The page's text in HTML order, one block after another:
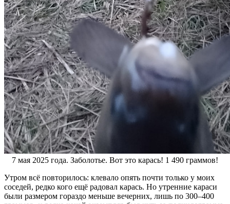
7 мая 2025 года. Заболотье. Вот это карась! 1 490 граммов!
Утром всё повторилось: клевало опять почти только у моих
соседей, редко кого ещё радовал карась. Но утренние караси
были размером гораздо меньше вечерних, лишь по 300–400